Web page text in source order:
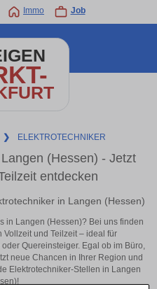
Immo Job
❯ ELEKTROTECHNIKER
(Hessen) - Jetzt
entdecken
in Langen (Hessen)
in Langen (Hessen)? Bei uns finden
und Teilzeit – ideal für
Quereinsteiger. Egal ob im Büro,
neue Chancen in Ihrer Region und
Elektrotechniker-Stellen in Langen